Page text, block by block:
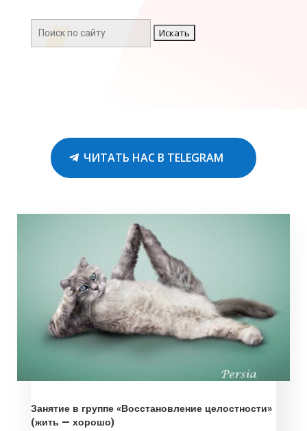
Поиск:
ЧИТАТЬ НАС В TELEGRAM
Занятие в группе «Восстановление целостности»
(жить — хорошо)